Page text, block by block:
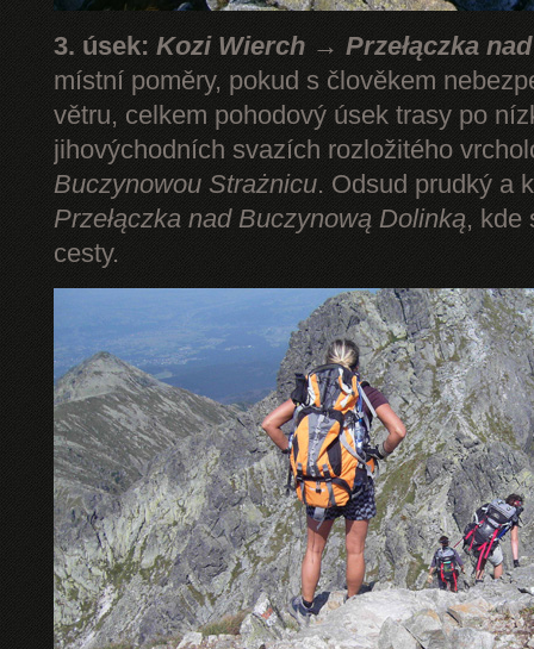
3. úsek: Kozi Wierch → Przełączka
místní poměry, pokud s člověkem
větru, celkem pohodový úsek trasy po
jihovýchodních svazích rozložitého
Buczynowou Strażnicu. Odsud prudký a
Przełączka nad Buczynową Dolinką, kde
cesty.